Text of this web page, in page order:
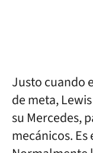
Justo cuando
de meta,
su Mercedes,
mecánicos.